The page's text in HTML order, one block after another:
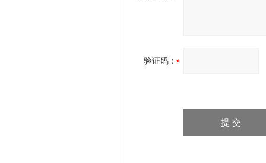
验证码：